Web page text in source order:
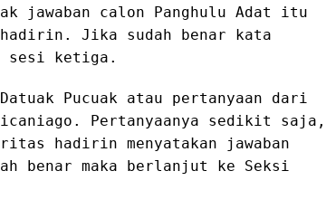
calon Panghulu Adat itu
Jika sudah benar kata
sesi ketiga.
Pucuak atau pertanyaan dari
Pertanyaanya sedikit saja,
hadirin menyatakan jawaban
benar maka berlanjut ke Seksi